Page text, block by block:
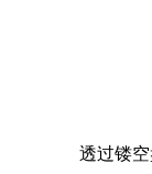
透过镂